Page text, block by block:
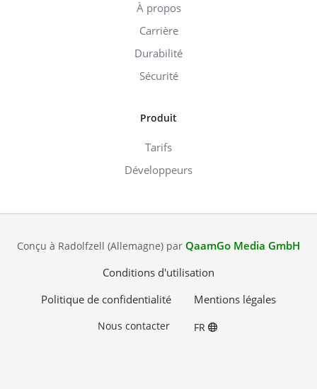
À propos
Carrière
Durabilité
Sécurité
Produit
Tarifs
Développeurs
Conçu à Radolfzell (Allemagne) par QaamGo Media GmbH
Conditions d'utilisation
Politique de confidentialité
Mentions légales
Nous contacter FR